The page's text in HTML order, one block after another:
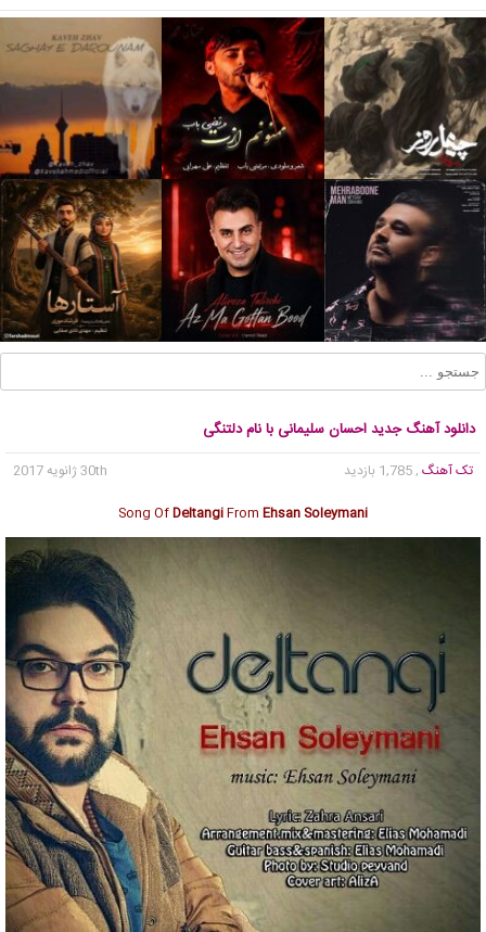
دانلود آهنگ جدید احسان سلیمانی با نام دلتنگی
تک آهنگ , 1,785 بازدید
30th ژانویه 2017
Song OfDeltangiFrom Ehsan Soleymani